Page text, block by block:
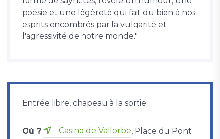
poésie et une légèreté qui fait du bien à nos
esprits encombrés par la vulgarité et
l'agressivité de notre monde."
Entrée libre, chapeau à la sortie.
Où ? Casino de Vallorbe, Place du Pont